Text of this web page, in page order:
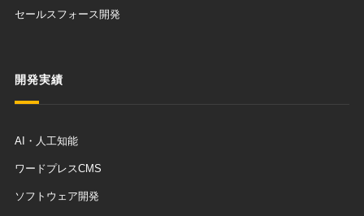
セールスフォース開発
開発実績
AI・人工知能
ワードプレスCMS
ソフトウェア開発